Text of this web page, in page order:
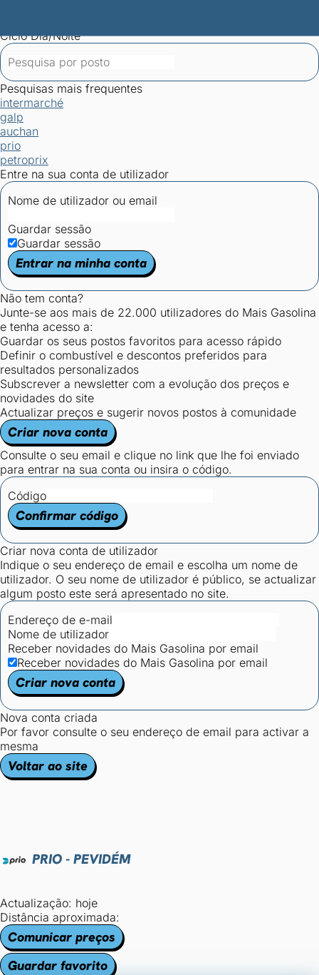
Ciclo Dia/Noite
Pesquisas mais frequentes
intermarché
galp
auchan
prio
petroprix
Entre na sua conta de utilizador
Nome de utilizador ou email
Guardar sessão
Guardar sessão
Entrar na minha conta
Não tem conta?
Junte-se aos mais de 22.000 utilizadores do Mais Gasolina
e tenha acesso a:
Guardar os seus postos favoritos para acesso rápido
Definir o combustível e descontos preferidos para
resultados personalizados
Subscrever a newsletter com a evolução dos preços e
novidades do site
Actualizar preços e sugerir novos postos à comunidade
Criar nova conta
Consulte o seu email e clique no link que lhe foi enviado
para entrar na sua conta ou insira o código.
Código
Confirmar código
Criar nova conta de utilizador
Indique o seu endereço de email e escolha um nome de
utilizador. O seu nome de utilizador é público, se actualizar
algum posto este será apresentado no site.
Endereço de e-mail
Nome de utilizador
Receber novidades do Mais Gasolina por email
Receber novidades do Mais Gasolina por email
Criar nova conta
Nova conta criada
Por favor consulte o seu endereço de email para activar a
mesma
Voltar ao site
PRIO - PEVIDÉM
Actualização: hoje
Distância aproximada:
Comunicar preços
Guardar favorito